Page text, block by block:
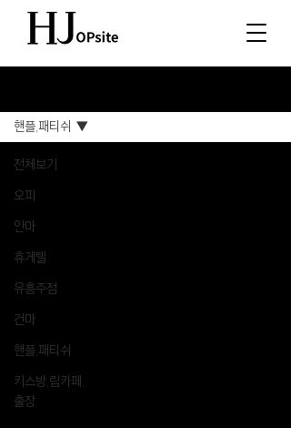
전체보기
오피
안마
휴게텔
유흥주점
건마
핸플,패티쉬
키스방,립카페,
출장
핸플,패티쉬